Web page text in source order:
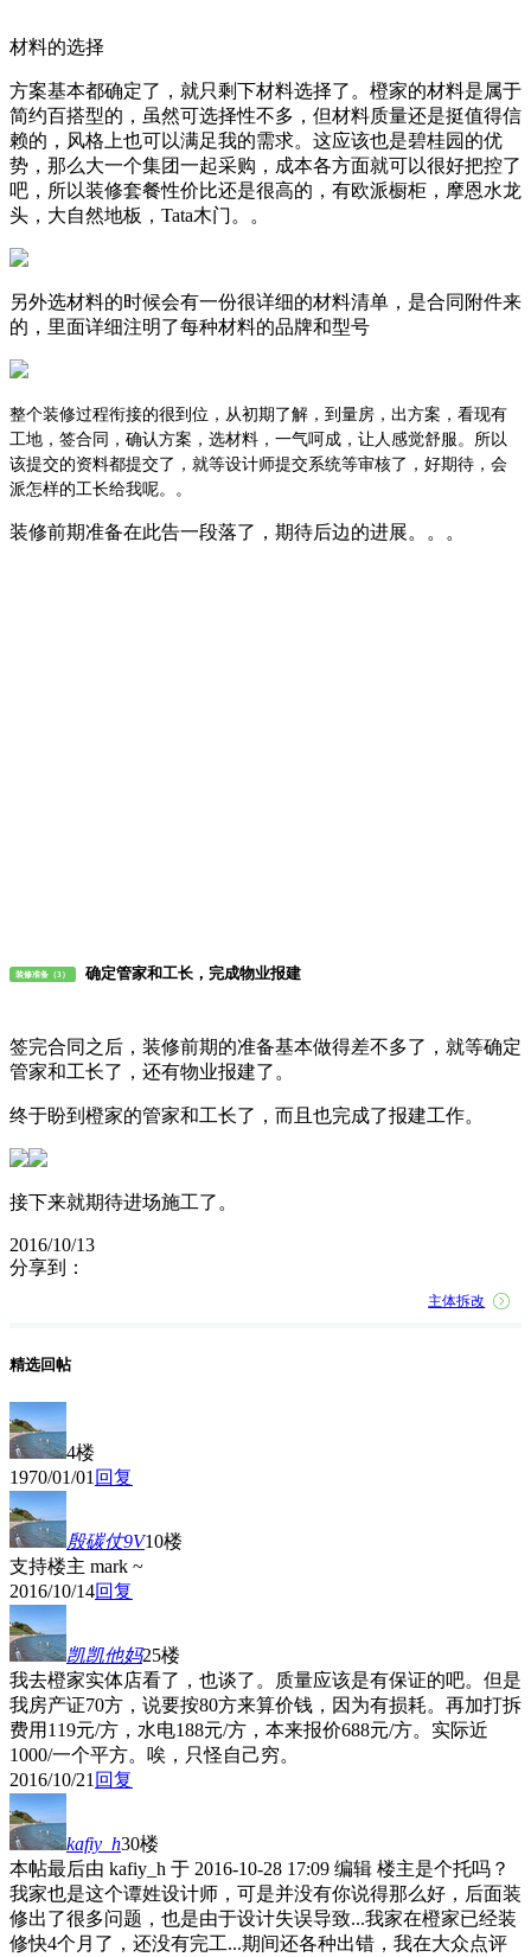
材料的选择
方案基本都确定了，就只剩下材料选择了。橙家的材料是属于
简约百搭型的，虽然可选择性不多，但材料质量还是挺值得信
赖的，风格上也可以满足我的需求。这应该也是碧桂园的优
势，那么大一个集团一起采购，成本各方面就可以很好把控了
吧，所以装修套餐性价比还是很高的，有欧派橱柜，摩恩水龙
头，大自然地板，Tata木门。。
另外选材料的时候会有一份很详细的材料清单，是合同附件来
的，里面详细注明了每种材料的品牌和型号
整个装修过程衔接的很到位，从初期了解，到量房，出方案，看现有
工地，签合同，确认方案，选材料，一气呵成，让人感觉舒服。所以
该提交的资料都提交了，就等设计师提交系统等审核了，好期待，会
派怎样的工长给我呢。。
装修前期准备在此告一段落了，期待后边的进展。。。
装修准备（3） 确定管家和工长，完成物业报建
签完合同之后，装修前期的准备基本做得差不多了，就等确定
管家和工长了，还有物业报建了。
终于盼到橙家的管家和工长了，而且也完成了报建工作。
接下来就期待进场施工了。
2016/10/13
分享到：
主体拆改
精选回帖
4楼
1970/01/01 回复
殷碳仗9V10楼
支持楼主 mark ~
2016/10/14回复
凯凯他妈25楼
我去橙家实体店看了，也谈了。质量应该是有保证的吧。但是
我房产证70方，说要按80方来算价钱，因为有损耗。再加打拆
费用119元/方，水电188元/方，本来报价688元/方。实际近
1000/一个平方。唉，只怪自己穷。
2016/10/21 回复
kafiy_h30楼
本帖最后由 kafiy_h 于 2016-10-28 17:09 编辑 楼主是个托吗？
我家也是这个谭姓设计师，可是并没有你说得那么好，后面装
修出了很多问题，也是由于设计失误导致...我家在橙家已经装
修快4个月了，还没有完工...期间还各种出错，我在大众点评